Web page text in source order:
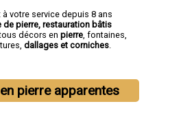
à votre service depuis 8 ans
de pierre, restauration bâtis
tous décors en pierre , fontaines,
dallages et corniches
pierre apparentes